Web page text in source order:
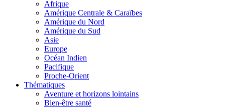
Afrique
Amérique Centrale & Caraïbes
Amérique du Nord
Amérique du Sud
Asie
Europe
Océan Indien
Pacifique
Proche-Orient
Thématiques
Aventure et horizons lointains
Bien-être santé